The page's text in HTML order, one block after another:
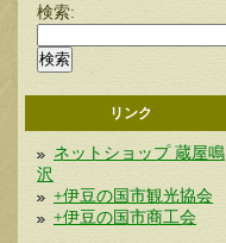
検索:
リンク
ネットショップ 蔵屋鳴
沢
+伊豆の国市観光協会
+伊豆の国市商工会